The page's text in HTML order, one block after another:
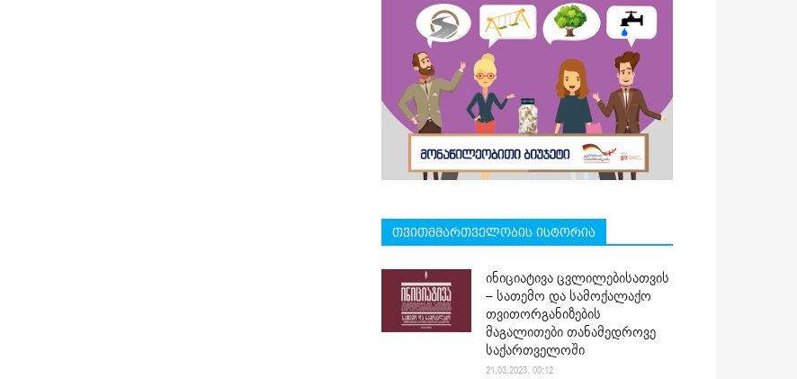
თვითმმართველობის ისტორია
ინიციატივა ცვლილებისათვის
– სათემო და სამოქალაქო
თვითორგანიზების
მაგალითები თანამედროვე
საქართველოში
21.03.2023. 00:12